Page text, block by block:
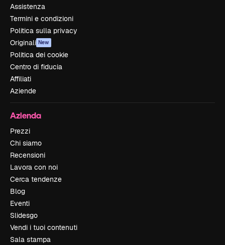
Assistenza
Termini e condizioni
Politica sulla privacy
Originali New
Politica dei cookie
Centro di fiducia
Affiliati
Aziende
Azienda
Prezzi
Chi siamo
Recensioni
Lavora con noi
Cerca tendenze
Blog
Eventi
Slidesgo
Vendi i tuoi contenuti
Sala stampa